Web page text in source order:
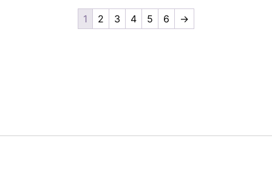
1 2 3 4 5 6 →